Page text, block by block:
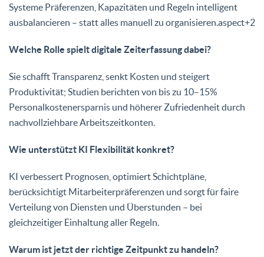
Systeme Präferenzen, Kapazitäten und Regeln intelligent
ausbalancieren – statt alles manuell zu organisieren.aspect+2
Welche Rolle spielt digitale Zeiterfassung dabei?
Sie schafft Transparenz, senkt Kosten und steigert
Produktivität; Studien berichten von bis zu 10–15%
Personalkostenersparnis und höherer Zufriedenheit durch
nachvollziehbare Arbeitszeitkonten.
Wie unterstützt KI Flexibilität konkret?
KI verbessert Prognosen, optimiert Schichtpläne,
berücksichtigt Mitarbeiterpräferenzen und sorgt für faire
Verteilung von Diensten und Überstunden – bei
gleichzeitiger Einhaltung aller Regeln.
Warum ist jetzt der richtige Zeitpunkt zu handeln?